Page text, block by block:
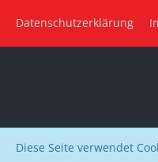
Datenschutzerklärung
Diese Seite verwendet